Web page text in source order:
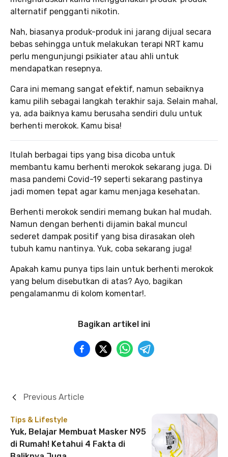
alternatif pengganti nikotin.
Nah, biasanya produk-produk ini jarang dijual secara
bebas sehingga untuk melakukan terapi NRT kamu
perlu mengunjungi psikiater atau ahli untuk
mendapatkan resepnya.
Cara ini memang sangat efektif, namun sebaiknya
kamu pilih sebagai langkah terakhir saja. Selain mahal,
ya, ada baiknya kamu berusaha sendiri dulu untuk
berhenti merokok. Kamu bisa!
Itulah berbagai tips yang bisa dicoba untuk
membantu kamu berhenti merokok sekarang juga. Di
masa pandemi Covid-19 seperti sekarang pastinya
jadi momen tepat agar kamu menjaga kesehatan.
Berhenti merokok sendiri memang bukan hal mudah.
Namun dengan berhenti dijamin bakal muncul
sederet dampak positif yang bisa dirasakan oleh
tubuh kamu nantinya. Yuk, coba sekarang juga!
Apakah kamu punya tips lain untuk berhenti merokok
yang belum disebutkan di atas? Ayo, bagikan
pengalamanmu di kolom komentar!.
Bagikan artikel ini
Tips & Lifestyle
Yuk, Belajar Membuat Masker N95
di Rumah! Ketahui 4 Fakta di
Previous Article